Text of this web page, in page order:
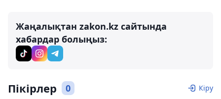
Жаңалықтан zakon.kz сайтында
хабардар болыңыз:
Пікірлер 0 Кіру